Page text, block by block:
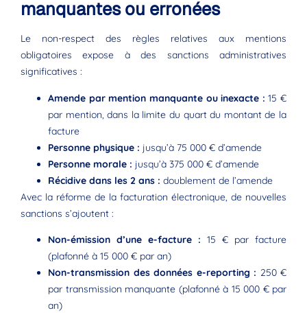
manquantes ou erronées
Le non-respect des règles relatives aux mentions
obligatoires expose à des sanctions administratives
significatives :
Amende par mention manquante ou inexacte : 15 €
par mention, dans la limite du quart du montant de la
facture
Personne physique : jusqu’à 75 000 € d’amende
Personne morale : jusqu’à 375 000 € d’amende
Récidive dans les 2 ans : doublement de l’amende
Avec la réforme de la facturation électronique, de nouvelles
sanctions s’ajoutent :
Non-émission d’une e-facture : 15 € par facture
(plafonné à 15 000 € par an)
Non-transmission des données e-reporting : 250 €
par transmission manquante (plafonné à 15 000 € par
an)